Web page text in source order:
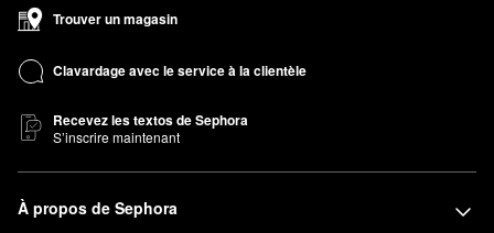
Trouver un magasin
Clavardage avec le service à la clientèle
Recevez les textos de Sephora
S’inscrire maintenant
À propos de Sephora